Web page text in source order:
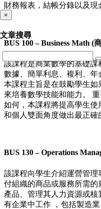
財務報表，結帳分錄以及現
BUS 100 – Business Math (
該課程是商業數學的基礎
數據、簡單利息、複利、年
本課程主旨是在鼓勵學生
來培養數學技能和能力。
如何，本課程將提高學生
和個人雙面角度做出最正確
BUS 130 – Operations
該課程向學生介紹運營管
付組織的商品或服務所需
產品、管理其人力資源或
有企業中工作 ，包括製造
×
文章搜尋